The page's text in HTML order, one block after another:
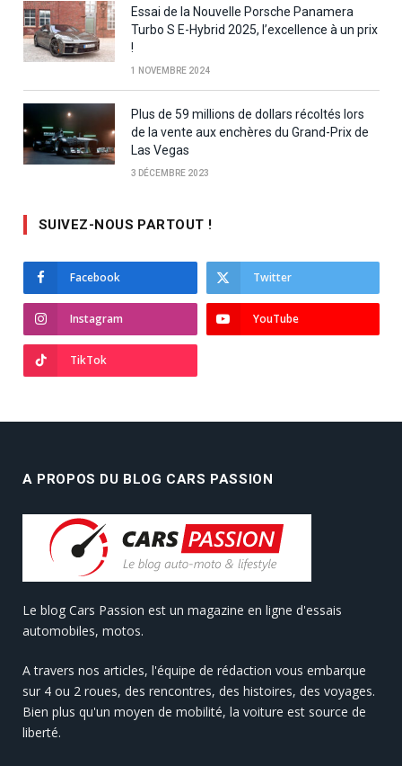
Essai de la Nouvelle Porsche Panamera
Turbo S E-Hybrid 2025, l’excellence à un prix
!
1 NOVEMBRE 2024
Plus de 59 millions de dollars récoltés lors
de la vente aux enchères du Grand-Prix de
Las Vegas
3 DÉCEMBRE 2023
SUIVEZ-NOUS PARTOUT !
Facebook Twitter
Instagram YouTube
TikTok
A PROPOS DU BLOG CARS PASSION
Le blog Cars Passion est un magazine en ligne d'essais
automobiles, motos.
A travers nos articles, l'équipe de rédaction vous embarque
sur 4 ou 2 roues, des rencontres, des histoires, des voyages.
Bien plus qu'un moyen de mobilité, la voiture est source de
liberté.